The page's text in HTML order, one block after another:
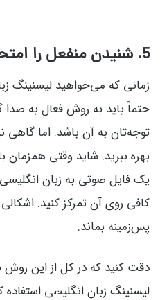
5. شنیدن منفعل را
زمانی که می‌خواهید لیسنینگ
حتماً باید به روش فعال به
توجه‌تان به آن باشد. اما گاهی
بهره ببرید. شاید وقتی
یک فایل صوتی به زبان انگلیسی
کافی روی آن تمرکز کنید.
پس‌زمینه بماند.
دقت کنید که در کل از این روش
لیسنینگ زبان انگلیسی